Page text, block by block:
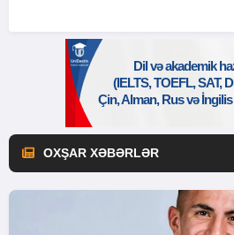
OXŞAR XƏBƏRLƏR